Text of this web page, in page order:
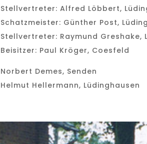
Stellvertreter: Alfred Löbbert,
Schatzmeister: Günther Post,
Stellvertreter: Raymund Greshake,
Beisitzer: Paul Kröger, Coesfeld
Norbert Demes, Senden
Helmut Hellermann, Lüdinghausen